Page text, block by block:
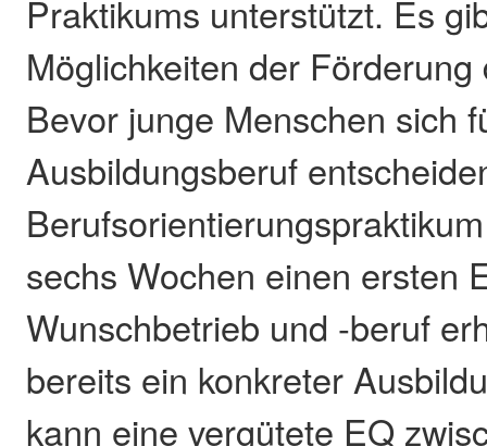
Praktikums unterstützt. Es
Möglichkeiten der
Bevor junge Menschen sich
Ausbildungsberuf
sechs Wochen einen ersten
Wunschbetrieb und -beruf
bereits ein konkreter
kann eine vergütete EQ